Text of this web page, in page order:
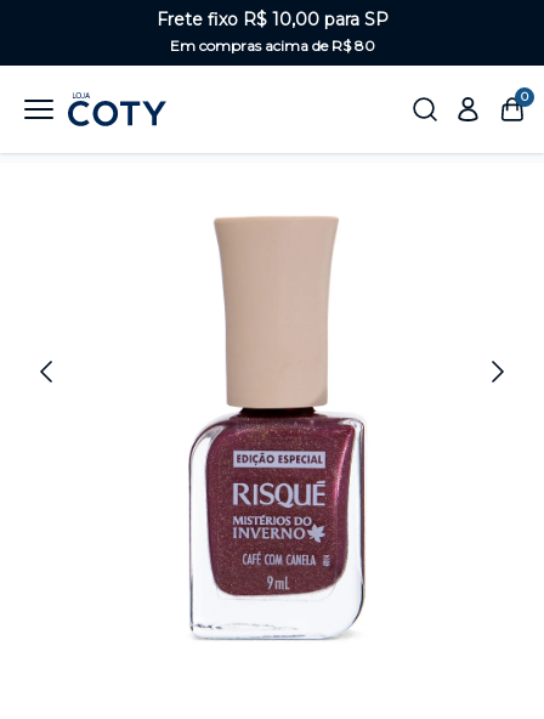
Frete fixo R$ 10,00 para SP
Em compras acima de R$ 80
0